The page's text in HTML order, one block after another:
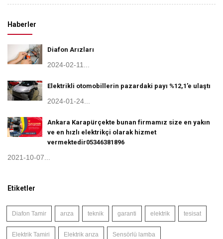
Haberler
Diafon Arızları
2024-02-11...
Elektrikli otomobillerin pazardaki payı %12,1’e ulaştı
2024-01-24...
Ankara Karapürçekte bunan firmamız size en yakın
ve en hızlı elektrikçi olarak hizmet
vermektedir05346381896
2021-10-07...
Etiketler
Diafon Tamir arıza teknik garanti elektrik tesisat
Elektrik Tamiri Elektrik arıza Sensörlü lamba